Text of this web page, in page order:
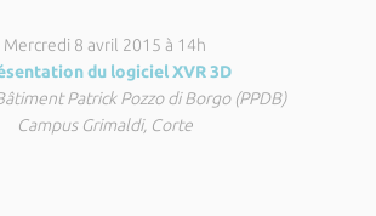
Mercredi 8 avril 2015 à 14h
du logiciel XVR 3D
Patrick Pozzo di Borgo (PPDB)
Campus Grimaldi, Corte